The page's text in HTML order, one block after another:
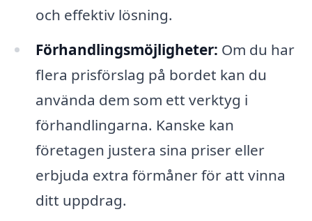
och effektiv lösning.
Förhandlingsmöjligheter: Om du har
flera prisförslag på bordet kan du
använda dem som ett verktyg i
förhandlingarna. Kanske kan
företagen justera sina priser eller
erbjuda extra förmåner för att vinna
ditt uppdrag.